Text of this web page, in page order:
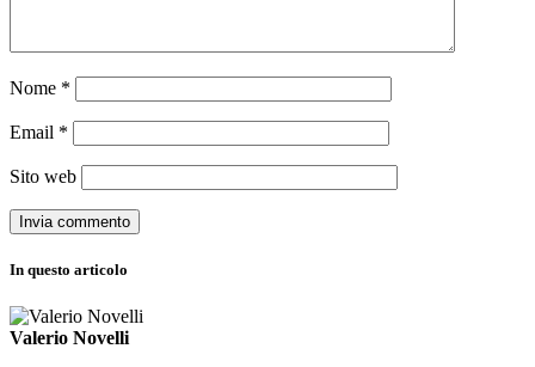
Nome *
Email *
Sito web
In questo articolo
Valerio Novelli